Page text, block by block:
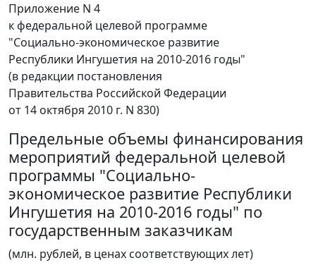
Приложение N 4
к федеральной целевой программе
"Социально-экономическое развитие
Республики Ингушетия на 2010-2016 годы"
(в редакции постановления
Правительства Российской Федерации
от 14 октября 2010 г. N 830)
Предельные объемы финансирования
мероприятий федеральной целевой
программы "Социально-
экономическое развитие Республики
Ингушетия на 2010-2016 годы" по
государственным заказчикам
(млн. рублей, в ценах соответствующих лет)